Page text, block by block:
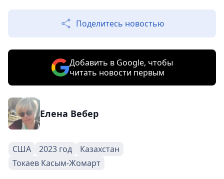
Поделитесь новостью
Добавить в Google, чтобы
читать новости первым
Елена Вебер
США 2023 год
Казахстан
Токаев Касым-Жомарт